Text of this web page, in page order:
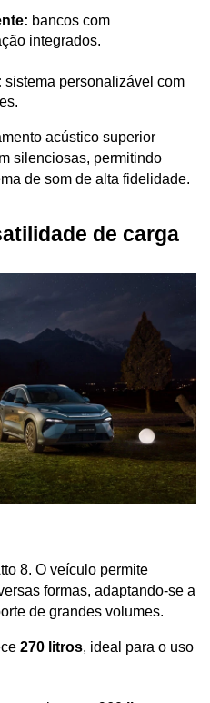
bancos com
integrados.
sistema personalizável com
acústico superior
silenciosas, permitindo
de som de alta fidelidade.
de carga
8. O veículo permite
formas, adaptando-se a
de grandes volumes.
270 litros, ideal para o uso